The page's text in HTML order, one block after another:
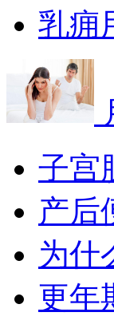
乳痈
子宫
产后
为什
更年